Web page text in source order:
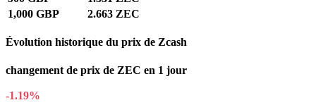
1,000 GBP
2.663 ZEC
Évolution historique du prix de Zcash
changement de prix de ZEC en 1 jour
-1.19%